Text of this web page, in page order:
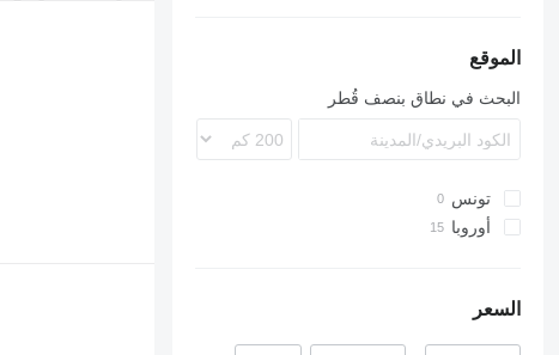
FMX
L-series
الموقع
البحث في نطاق بنصف قُطر
تونس
أوروبا
السعر